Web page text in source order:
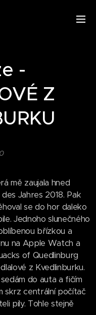
-
Z
mě zaujala hned
Jahres 2018. Pak
se do hor daleko
Jednoho slunečného
břízkou a
na Apple Watch a
of Quedlinburg
z Kvedlinburku.
do auta a fičím
skrz centrální počítač
pily. Tohle stejně